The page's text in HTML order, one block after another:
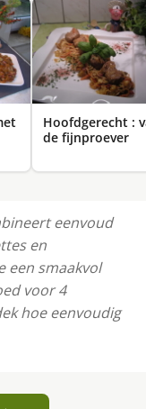
Hoofdgerecht :
de fijnproever
eenvoud
en
een smaakvol
voor 4
hoe eenvoudig